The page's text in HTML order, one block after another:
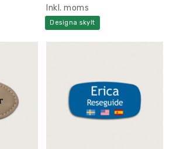
Inkl. moms
Designa skylt